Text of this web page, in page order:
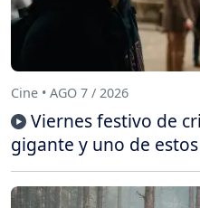
Cine • AGO 7 / 2026
Viernes festivo de
gigante y uno de